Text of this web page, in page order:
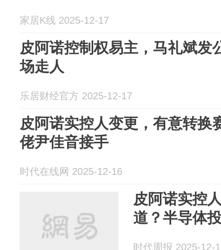
家居K线 2025-12-17
皮阿诺控制权易主，马礼斌发
场走人
乐居财经官方 2025-12-17
皮阿诺实控人变更，有意转换
佬尹佳音接手
时代在线网 2025-12-16
皮阿诺实控
道？半导体
时代周报 2025-12-